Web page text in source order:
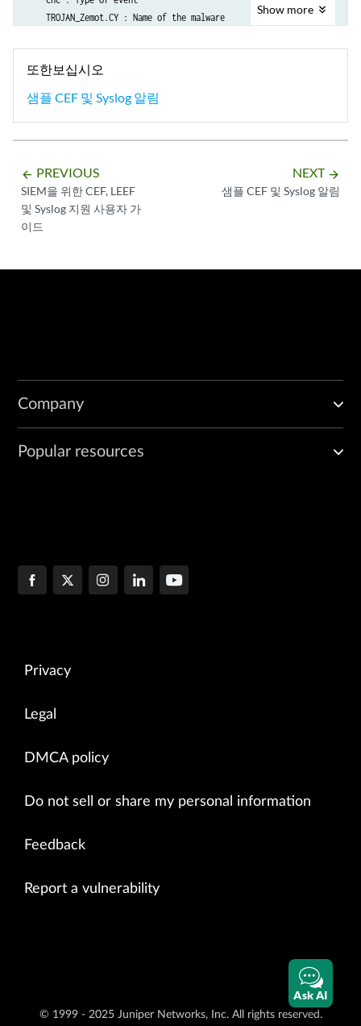
    TROJAN_Zemot.CY : Name of the malware
    995 : External ID
    123 : Event ID
    50.154.149.189 : Source IP Address
    192.168.1.10 : Destination IP Address
    0.5 : Malware Severity Rating
Show more
또한보십시오
샘플 CEF 및 Syslog 알림
arrow_backward PREVIOUS
SIEM을 위한 CEF, LEEF
및 Syslog 지원 사용자 가
이드
NEXT arrow_forward
샘플 CEF 및 Syslog 알림
Company
Popular resources
Privacy
Legal
DMCA policy
Do not sell or share my personal information
Feedback
Report a vulnerability
© 1999 - 2025 Juniper Networks, Inc. All rights reserved.
Ask AI